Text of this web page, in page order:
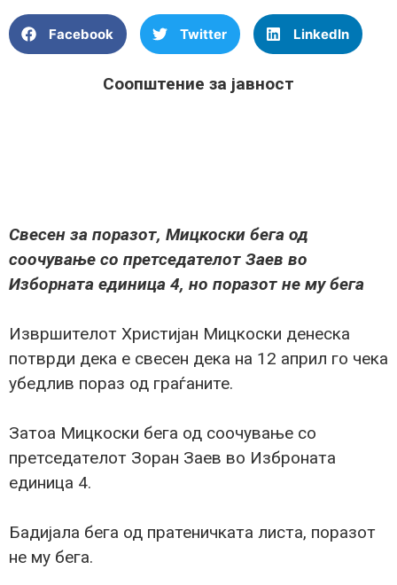
Facebook Twitter LinkedIn
Соопштение за јавност
Свесен за поразот, Мицкоски бега од
соочување со претседателот Заев во
Изборната единица 4, но поразот не му бега
Извршителот Христијан Мицкоски денеска
потврди дека е свесен дека на 12 април го чека
убедлив пораз од граѓаните.
Затоа Мицкоски бега од соочување со
претседателот Зоран Заев во Изброната
единица 4.
Бадијала бега од пратеничката листа, поразот
не му бега.